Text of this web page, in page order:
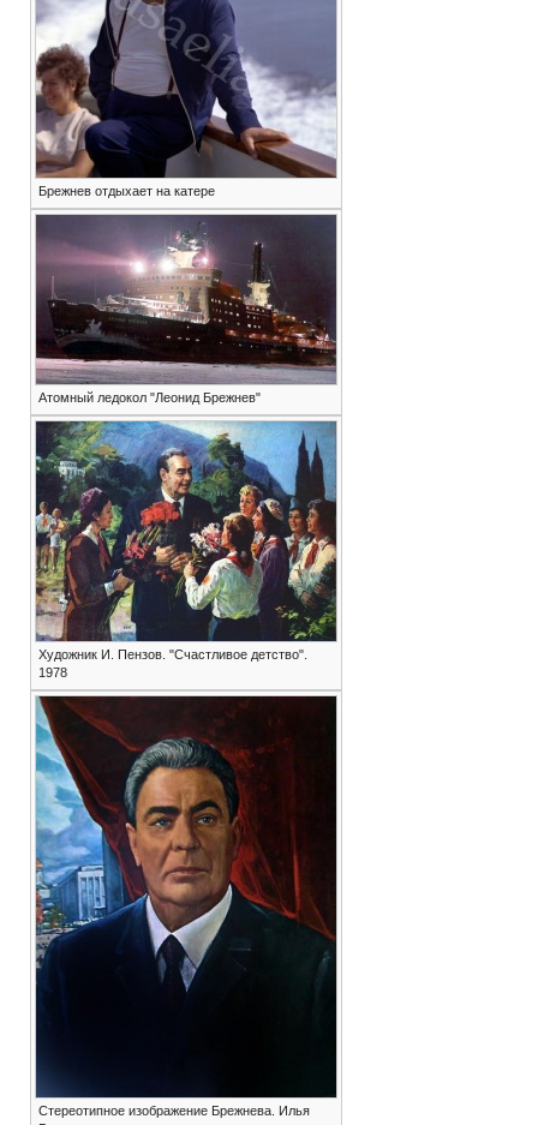
Брежнев отдыхает на катере
Атомный ледокол "Леонид Брежнев"
Художник И. Пензов. "Счастливое детство".
1978
Стереотипное изображение Брежнева. Илья